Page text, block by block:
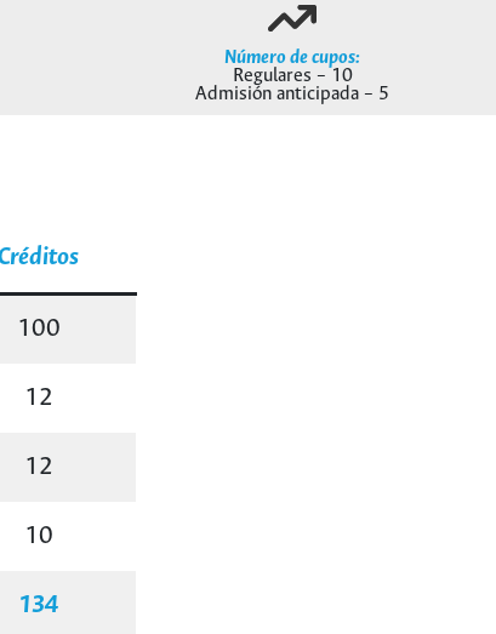
Número de cupos:
Regulares – 10
Admisión anticipada – 5
100
12
12
10
134